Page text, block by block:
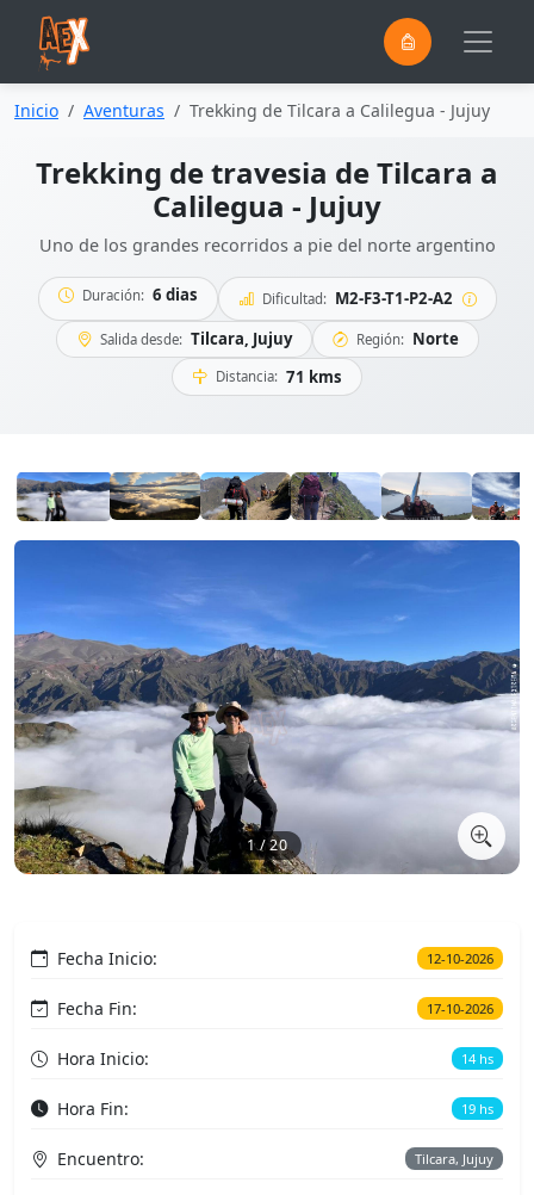
Inicio Aventuras Trekking de Tilcara a Calilegua - Jujuy
Trekking de travesia de Tilcara a
Calilegua - Jujuy
Uno de los grandes recorridos a pie del norte argentino
Duración: 6 dias Dificultad: M2-F3-T1-P2-A2
Salida desde: Tilcara, Jujuy Región: Norte
Distancia: 71 kms
1 / 20
Fecha Inicio: 12-10-2026
Fecha Fin: 17-10-2026
Hora Inicio: 14 hs
Hora Fin: 19 hs
Encuentro: Tilcara, Jujuy